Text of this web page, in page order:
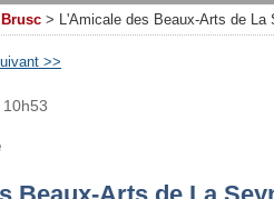
Brusc > L'Amicale des Beaux-Arts de La
>>
10h53